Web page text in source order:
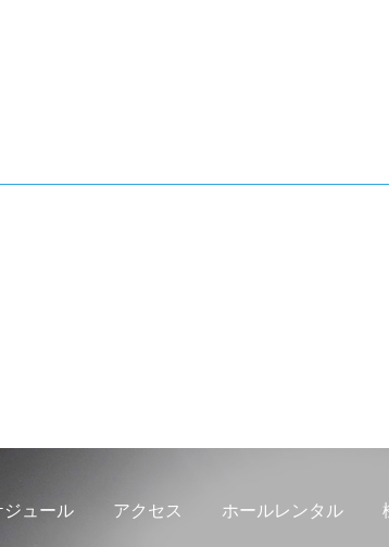
ジュール アクセス ホールレンタル